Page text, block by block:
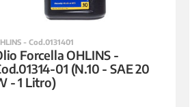
- Cod.0131401
Forcella OHLINS -
01 (N.10 - SAE 20
- 1 Litro)